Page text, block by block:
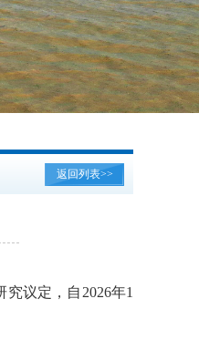
返回列表>>
究议定，自 2026年1